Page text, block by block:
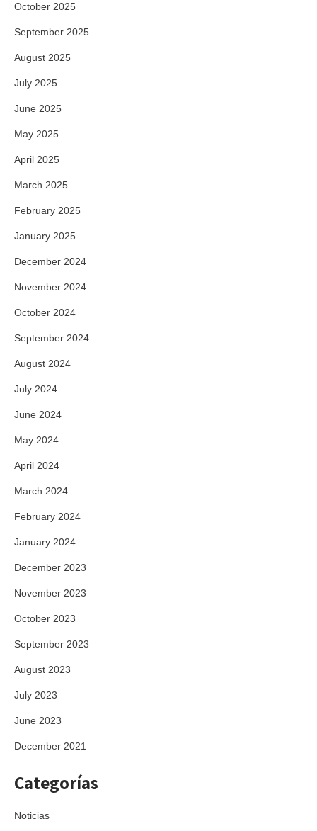
October 2025
September 2025
August 2025
July 2025
June 2025
May 2025
April 2025
March 2025
February 2025
January 2025
December 2024
November 2024
October 2024
September 2024
August 2024
July 2024
June 2024
May 2024
April 2024
March 2024
February 2024
January 2024
December 2023
November 2023
October 2023
September 2023
August 2023
July 2023
June 2023
December 2021
Categorías
Noticias